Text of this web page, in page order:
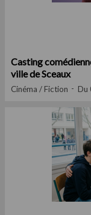
Casting
ville de Sceaux
Cinéma / Fiction Du